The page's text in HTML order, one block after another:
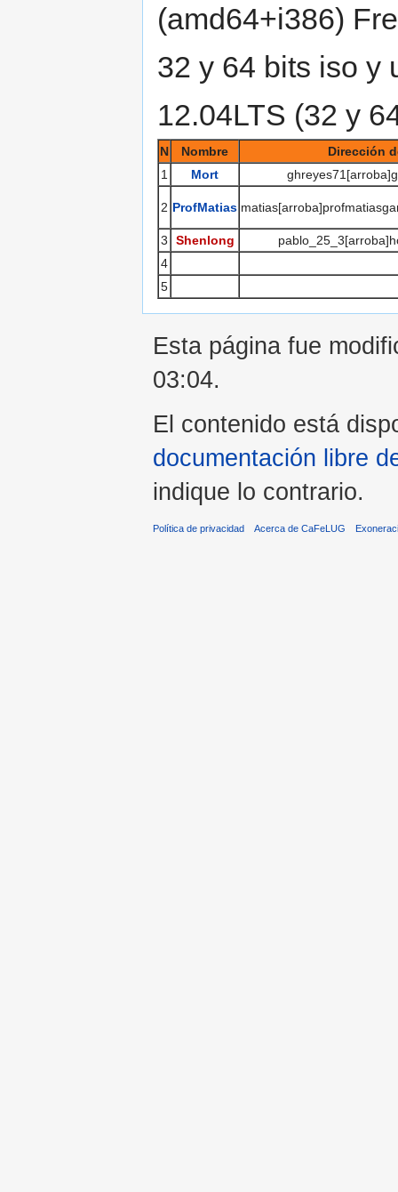
(amd64+i386)
32 y 64 bits iso y
12.04LTS (32 y
N Nombre
Dirección
1
Mort
2 ProfMatias
3 Shenlong
4
5
Esta página fue
03:04.
El contenido está
documentación libre
indique lo contrario.
Política de privacidad Acerca de CaFeLUG